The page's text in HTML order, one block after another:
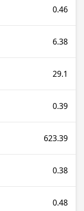
0.46
6.38
29.1
0.39
623.39
0.38
0.48